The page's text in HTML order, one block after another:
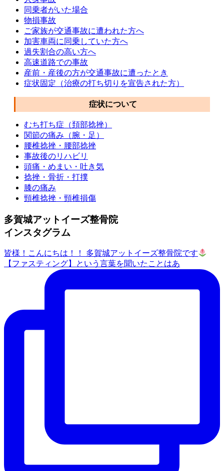
同乗者がいた場合
物損事故
ご家族が交通事故に遭われた方へ
加害車両に同乗していた方へ
過失割合の高い方へ
高速道路での事故
産前・産後の方が交通事故に遭ったとき
症状固定（治療の打ち切りを宣告された方）
症状について
むち打ち症（頚部捻挫）
関節の痛み（腕・足）
腰椎捻挫・腰部捻挫
事故後のリハビリ
頭痛・めまい・吐き気
捻挫・骨折・打撲
膝の痛み
頸椎捻挫・頸椎損傷
多賀城アットイーズ整骨院
インスタグラム
皆様！こんにちは！！ 多賀城アットイーズ整骨院です
【ファスティング】という言葉を聞いたことはあ